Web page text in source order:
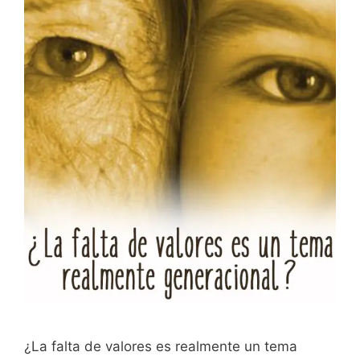
¿La falta de valores es realmente un tema